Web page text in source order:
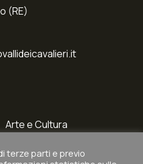
(RE)
Arte e Cultura
terze parti e previo